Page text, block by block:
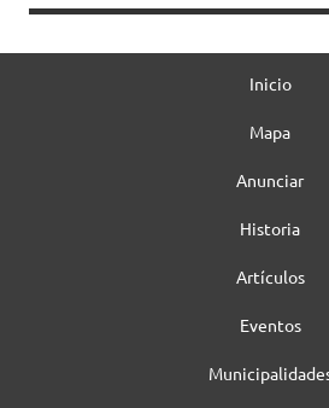
Inicio
Mapa
Anunciar
Historia
Artículos
Eventos